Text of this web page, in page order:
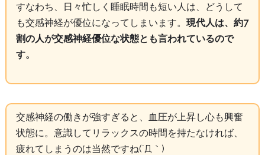
すなわち、日々忙しく睡眠時間も短い人は、どうして
も交感神経が優位になってしまいます。 現代人は、約7
割の人が交感神経優位な状態とも言われているので
す。
交感神経の働きが強すぎると、血圧が上昇し心も興奮
状態に。意識してリラックスの時間を持たなければ、
疲れてしまうのは当然ですね(´Д｀)